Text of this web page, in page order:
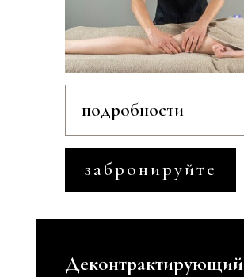
подробности
забронируйте
Деконтрактирующий